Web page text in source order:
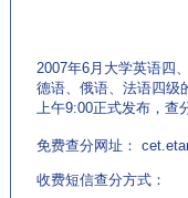
2007年6月大学英语四
德语、俄语、法语四级
上午9:00正式发布，查
免费查分网址：
收费短信查分方式：